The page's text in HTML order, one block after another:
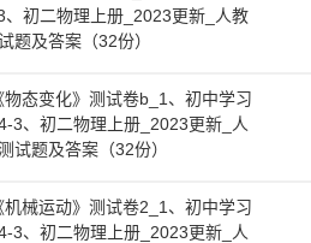
初二物理上册_2023更新_人教
题及答案（32份）
态变化》测试卷b_1、初中学习
3、初二物理上册_2023更新_人
试题及答案（32份）
械运动》测试卷2_1、初中学习
3、初二物理上册_2023更新_人